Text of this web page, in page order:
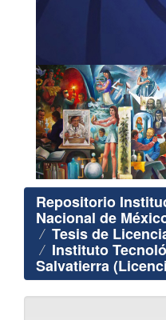
Repositorio
Nacional de
Tesis de
Instituto
Salvatierra